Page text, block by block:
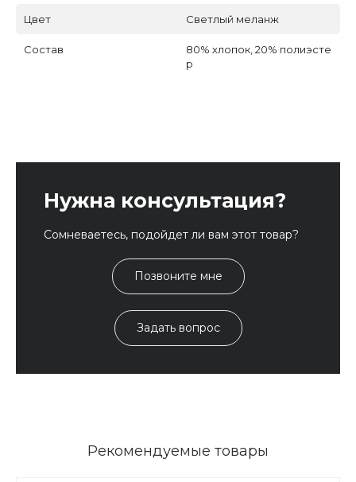
Цвет Светлый меланж
Состав
80% хлопок, 20% полиэсте
р
Нужна консультация?
Сомневаетесь, подойдет ли вам этот товар?
Позвоните мне
Задать вопрос
Рекомендуемые товары